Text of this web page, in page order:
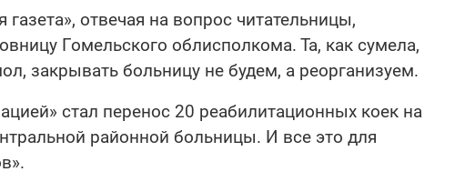
газета», отвечая на вопрос читательницы,
Гомельского облисполкома. Та, как сумела,
закрывать больницу не будем, а реорганизуем.
стал перенос 20 реабилитационных коек на
районной больницы. И все это для